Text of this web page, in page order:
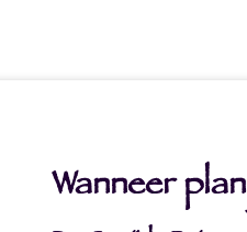
Wanneer